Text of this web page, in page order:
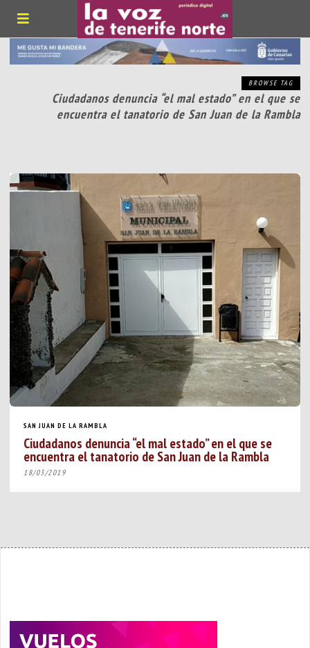
BROWSE TAG
Ciudadanos denuncia “el mal estado” en el que se
encuentra el tanatorio de San Juan de la Rambla
SAN JUAN DE LA RAMBLA
Ciudadanos denuncia “el mal estado” en el que se
encuentra el tanatorio de San Juan de la Rambla
18/03/2019